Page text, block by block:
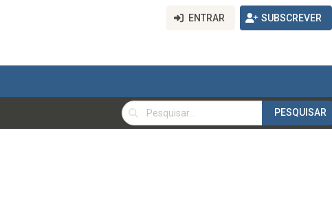
ENTRAR SUBSCREVER
PESQUISAR
PESQUISAR